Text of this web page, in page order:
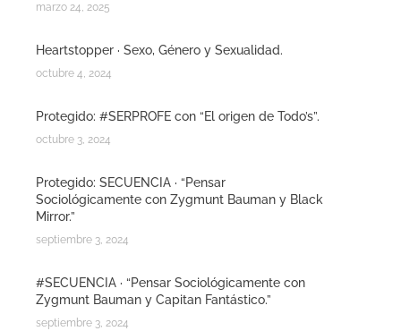
marzo 24, 2025
Heartstopper · Sexo, Género y Sexualidad.
octubre 4, 2024
Protegido: #SERPROFE con “El origen de Todo’s”.
octubre 3, 2024
Protegido: SECUENCIA · “Pensar
Sociológicamente con Zygmunt Bauman y Black
Mirror.”
septiembre 3, 2024
#SECUENCIA · “Pensar Sociológicamente con
Zygmunt Bauman y Capitan Fantástico.”
septiembre 3, 2024